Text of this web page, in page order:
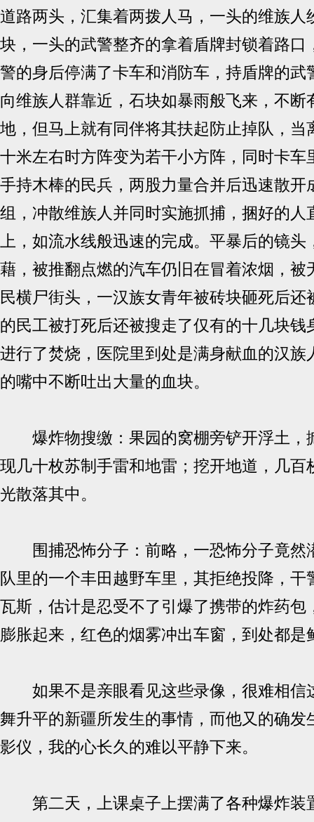
道路两头，汇集着两拨人马，一头的维族人
块，一头的武警整齐的拿着盾牌封锁着路口
警的身后停满了卡车和消防车，持盾牌的武
向维族人群靠近，石块如暴雨般飞来，不断
地，但马上就有同伴将其扶起防止掉队，当
十米左右时方阵变为若干小方阵，同时卡车
手持木棒的民兵，两股力量合并后迅速散开
组，冲散维族人并同时实施抓捕，捆好的人
上，如流水线般迅速的完成。平暴后的镜头
藉，被推翻点燃的汽车仍旧在冒着浓烟，被
民横尸街头，一汉族女青年被砖块砸死后还
的民工被打死后还被搜走了仅有的十几块钱
进行了焚烧，医院里到处是满身献血的汉族
的嘴中不断吐出大量的血块。
爆炸物搜缴：果园的窝棚旁铲开浮土，
现几十枚苏制手雷和地雷；挖开地道，几百
光散落其中。
围捕恐怖分子：前略，一恐怖分子竟然
队里的一个丰田越野车里，其拒绝投降，干
瓦斯，估计是忍受不了引爆了携带的炸药包
膨胀起来，红色的烟雾冲出车窗，到处都是
如果不是亲眼看见这些录像，很难相信
舞升平的新疆所发生的事情，而他又的确发
影仪，我的心长久的难以平静下来。
第二天，上课桌子上摆满了各种爆炸装